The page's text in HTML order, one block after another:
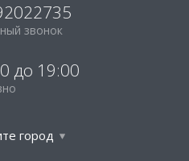
звонок
до 19:00
город